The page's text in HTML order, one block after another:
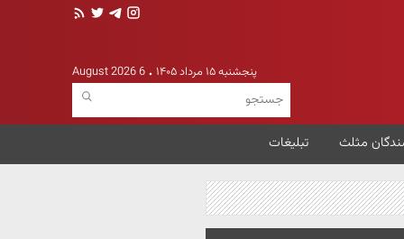
پنجشنبه ۱۵ مرداد ۱۴۰۵ 6 August 2026
مثلث تبلیغات